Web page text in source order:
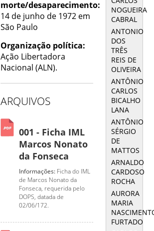
morte/desaparecimento:
14 de junho de 1972 em
São Paulo
Organização política:
Ação Libertadora
Nacional (ALN).
ARQUIVOS
001 - Ficha IML
Marcos Nonato
da Fonseca
Informações: Ficha do IML
de Marcos Nonato da
Fonseca, requerida pelo
DOPS, datada de
02/06/172.
NOGUEIRA
CABRAL
ANTONIO
DOS
TRÊS
REIS DE
OLIVEIRA
ANTÔNIO
CARLOS
BICALHO
LANA
ANTÔNIO
SÉRGIO
DE
MATTOS
ARNALDO
CARDOSO
ROCHA
AURORA
MARIA
FURTADO